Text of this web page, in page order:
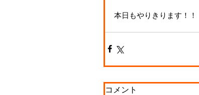
本日もやりきります！！
コメント